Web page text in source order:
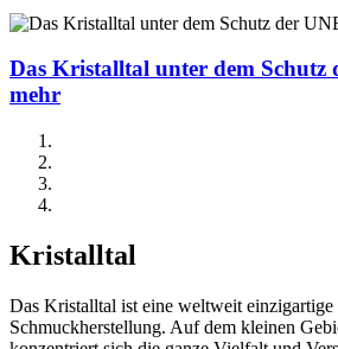
Das Kristalltal unter dem Schutz
mehr
Kristalltal
Das Kristalltal ist eine weltweit
Schmuckherstellung. Auf dem kleinen